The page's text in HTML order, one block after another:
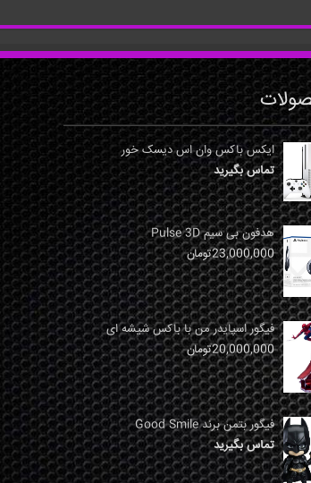
ایکس باکس وان اس دیسک خور
تماس بگیرید
هدفون بی سیم Pulse 3D
23,000,000تومان
فیگور اسپایدر من با باکس شیشه ای
20,000,000تومان
فیگور بتمن برند Good Smile
تماس بگیرید